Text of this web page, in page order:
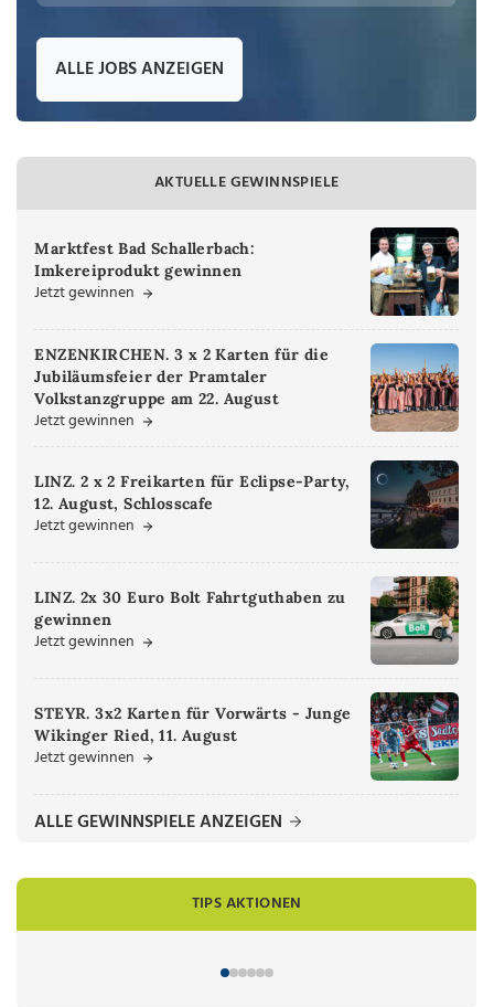
ALLE JOBS ANZEIGEN
AKTUELLE GEWINNSPIELE
Marktfest Bad Schallerbach:
Imkereiprodukt gewinnen
Jetzt gewinnen
ENZENKIRCHEN. 3 x 2 Karten für die
Jubiläumsfeier der Pramtaler
Volkstanzgruppe am 22. August
Jetzt gewinnen
LINZ. 2 x 2 Freikarten für Eclipse-Party,
12. August, Schlosscafe
Jetzt gewinnen
LINZ. 2x 30 Euro Bolt Fahrtguthaben zu
gewinnen
Jetzt gewinnen
STEYR. 3x2 Karten für Vorwärts - Junge
Wikinger Ried, 11. August
Jetzt gewinnen
ALLE GEWINNSPIELE ANZEIGEN
TIPS AKTIONEN